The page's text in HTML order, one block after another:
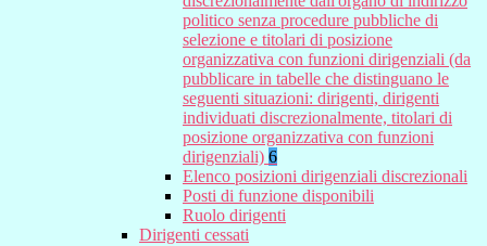
politico senza procedure pubbliche di
selezione e titolari di posizione
organizzativa con funzioni dirigenziali (da
pubblicare in tabelle che distinguano le
seguenti situazioni: dirigenti, dirigenti
individuati discrezionalmente, titolari di
posizione organizzativa con funzioni
dirigenziali) 6
Elenco posizioni dirigenziali discrezionali
Posti di funzione disponibili
Ruolo dirigenti
Dirigenti cessati